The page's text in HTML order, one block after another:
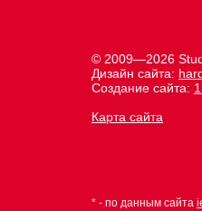
© 2009—2026
Дизайн сайта:
Создание сайта:
Карта сайта
* - по данным сайта